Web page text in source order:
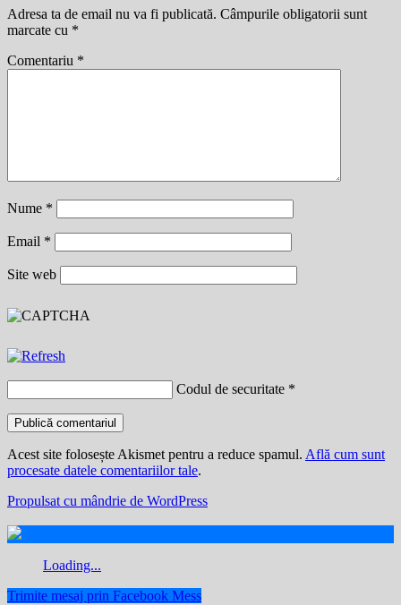
Adresa ta de email nu va fi publicată. Câmpurile obligatorii sunt
marcate cu *
Comentariu *
Nume *
Email *
Site web
Codul de securitate *
Acest site folosește Akismet pentru a reduce spamul. Află cum sunt
procesate datele comentariilor tale.
Propulsat cu mândrie de WordPress
Loading...
Trimite mesaj prin Facebook Mess